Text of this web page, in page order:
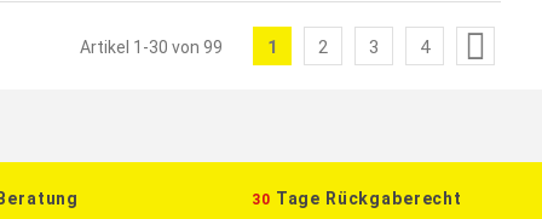
Artikel 1 -30 von99 Sie
die
Seite
1 Seite
2 Seite
3 Seite
4
30 Tage Rückgaberecht